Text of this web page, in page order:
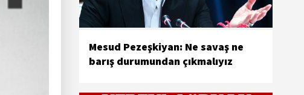
Mesud Pezeşkiyan: Ne savaş ne
barış durumundan çıkmalıyız